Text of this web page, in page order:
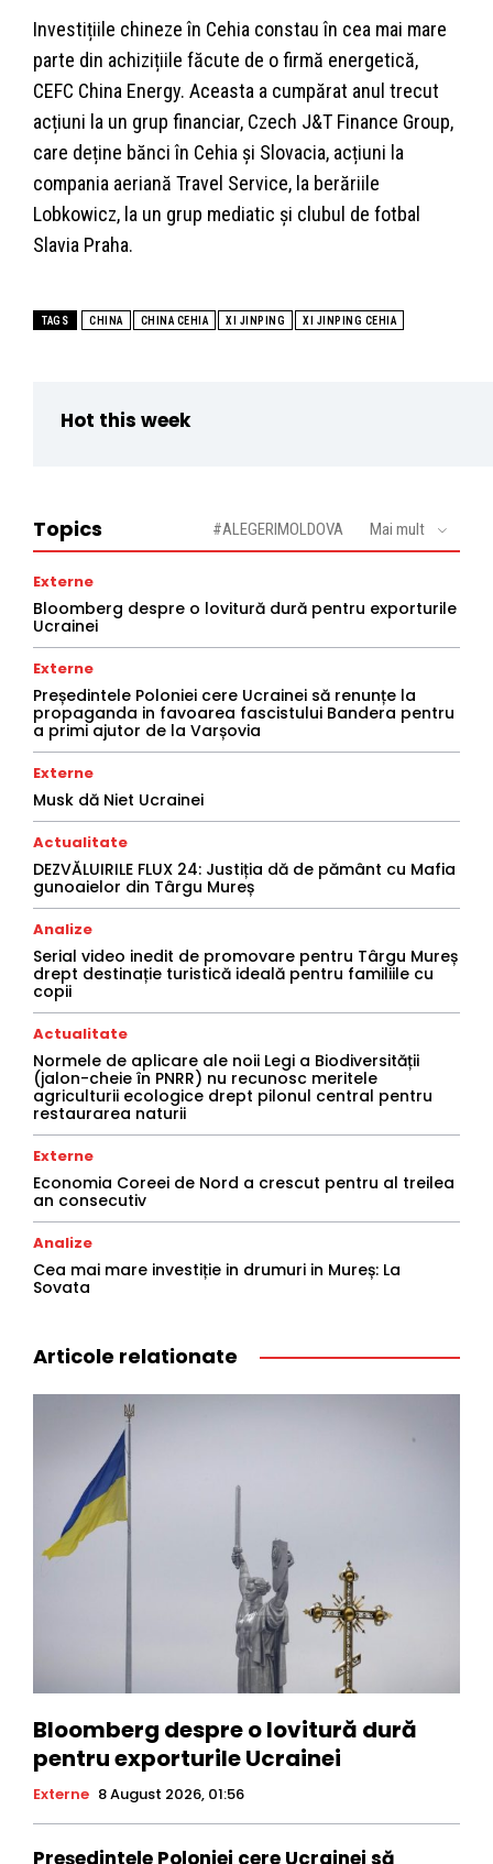
Investițiile chineze în Cehia constau în cea mai mare
parte din achizițiile făcute de o firmă energetică,
CEFC China Energy. Aceasta a cumpărat anul trecut
acțiuni la un grup financiar, Czech J&T Finance Group,
care deține bănci în Cehia și Slovacia, acțiuni la
compania aeriană Travel Service, la berăriile
Lobkowicz, la un grup mediatic și clubul de fotbal
Slavia Praha.
TAGS CHINA CHINA CEHIA XI JINPING XI JINPING CEHIA
Hot this week
Topics #ALEGERIMOLDOVA Mai mult
Externe
Bloomberg despre o lovitură dură pentru exporturile
Ucrainei
Externe
Președintele Poloniei cere Ucrainei să renunțe la
propaganda in favoarea fascistului Bandera pentru
a primi ajutor de la Varșovia
Externe
Musk dă Niet Ucrainei
Actualitate
DEZVĂLUIRILE FLUX 24: Justiția dă de pământ cu Mafia
gunoaielor din Târgu Mureș
Analize
Serial video inedit de promovare pentru Târgu Mureș
drept destinație turistică ideală pentru familiile cu
copii
Actualitate
Normele de aplicare ale noii Legi a Biodiversității
(jalon-cheie în PNRR) nu recunosc meritele
agriculturii ecologice drept pilonul central pentru
restaurarea naturii
Externe
Economia Coreei de Nord a crescut pentru al treilea
an consecutiv
Analize
Cea mai mare investiție in drumuri in Mureș: La
Sovata
Articole relationate
Bloomberg despre o lovitură dură
pentru exporturile Ucrainei
Externe 8 August 2026, 01:56
Președintele Poloniei cere Ucrainei să